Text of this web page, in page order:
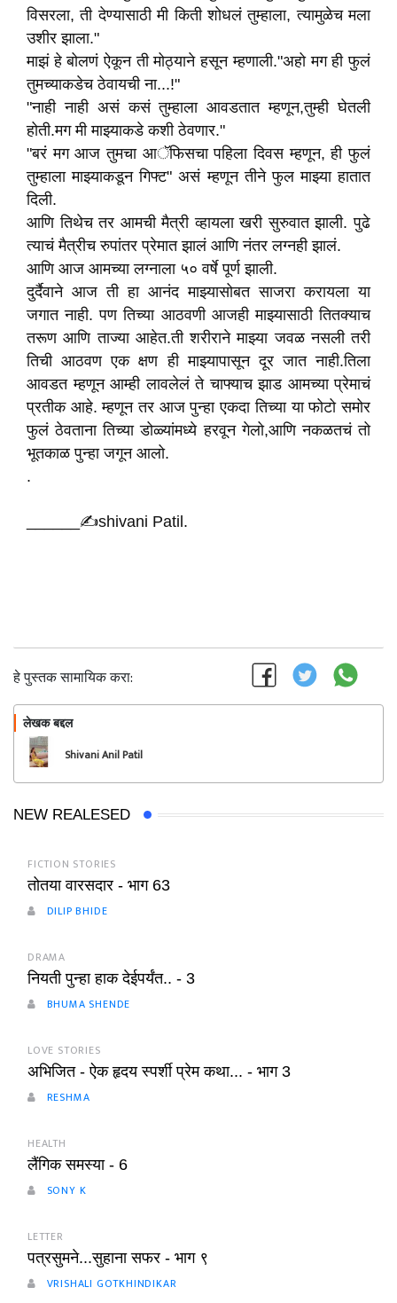
विसरला, ती देण्यासाठी मी किती शोधलं तुम्हाला, त्यामुळेच मला
उशीर झाला."
माझं हे बोलणं ऐकून ती मोठ्याने हसून म्हणाली."अहो मग ही फुलं
तुमच्याकडेच ठेवायची ना...!"
"नाही नाही असं कसं तुम्हाला आवडतात म्हणून,तुम्ही घेतली
होती.मग मी माझ्याकडे कशी ठेवणार."
"बरं मग आज तुमचा आॅफिसचा पहिला दिवस म्हणून, ही फुलं
तुम्हाला माझ्याकडून गिफ्ट" असं म्हणून तीने फुल माझ्या हातात
दिली.
आणि तिथेच तर आमची मैत्री व्हायला खरी सुरुवात झाली. पुढे
त्याचं मैत्रीच रुपांतर प्रेमात झालं आणि नंतर लग्नही झालं.
आणि आज आमच्या लग्नाला ५० वर्षे पूर्ण झाली.
दुर्दैवाने आज ती हा आनंद माझ्यासोबत साजरा करायला या
जगात नाही. पण तिच्या आठवणी आजही माझ्यासाठी तितक्याच
तरूण आणि ताज्या आहेत.ती शरीराने माझ्या जवळ नसली तरी
तिची आठवण एक क्षण ही माझ्यापासून दूर जात नाही.तिला
आवडत म्हणून आम्ही लावलेलं ते चाफ्याच झाड आमच्या प्रेमाचं
प्रतीक आहे. म्हणून तर आज पुन्हा एकदा तिच्या या फोटो समोर
फुलं ठेवताना तिच्या डोळ्यांमध्ये हरवून गेलो,आणि नकळतचं तो
भूतकाळ पुन्हा जगून आलो.
.
______✍️shivani Patil.
हे पुस्तक सामायिक करा:
लेखक बद्दल
Shivani Anil Patil
NEW REALESED
FICTION STORIES
तोतया वारसदार - भाग 63
DILIP BHIDE
DRAMA
नियती पुन्हा हाक देईपर्यंत.. - 3
BHUMA SHENDE
LOVE STORIES
अभिजित - ऐक हृदय स्पर्शी प्रेम कथा... - भाग 3
RESHMA
HEALTH
लैंगिक समस्या - 6
SONY K
LETTER
पत्रसुमने...सुहाना सफर - भाग ९
VRISHALI GOTKHINDIKAR